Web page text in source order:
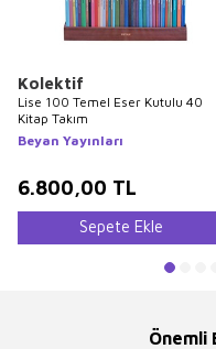
Kolektif
Lise 100 Temel Eser Kutulu 40
Kitap Takım
Beyan Yayınları
6.800,00 TL
Sepete Ekle
Önemli